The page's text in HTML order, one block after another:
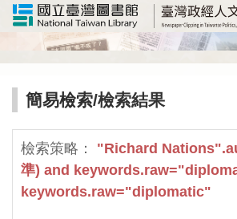
簡易檢索/檢索結果
檢索策略：
"Richard
準) and
keywords.raw="diplomatic"